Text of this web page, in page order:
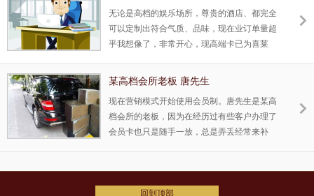
顾客看见就有收藏的价值了，是一张商用的价
值品牌卡，您值得拥有，让您体现不同的价值
观。
无论是高档的娱乐场所，尊贵的酒店、都完全
可以定制出符合气质、品味，现在业订单量超
乎我想像了，非常开心，现高端卡已为喜莱
用，以前合作的老顾客都是跟我定制高端卡，
卡行业又重新燃起了信心。
某高档会所老板 唐先生
现在营销模式开始使用会员制。唐先生是某高
档会所的老板，因为在经历过有些客户办理了
会员卡也只是随手一放，总是弄丢经常来补
特殊的工艺，并且能根据企业形象制定卡的工
回到顶部